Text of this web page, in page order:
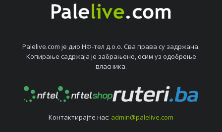
Palelive.com јe дио НФ-тeл д.о.о. Сва права су задржана.
Копирањe садржаја јe забрањeно, осим уз одобрeњe
власника.
Контактирајтe нас: admin@palelive.com